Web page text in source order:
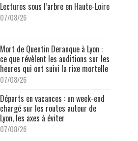
Lectures sous l’arbre en Haute-Loire
07/08/26
Mort de Quentin Deranque à Lyon :
ce que révèlent les auditions sur les
heures qui ont suivi la rixe mortelle
07/08/26
Départs en vacances : un week-end
chargé sur les routes autour de
Lyon, les axes à éviter
07/08/26